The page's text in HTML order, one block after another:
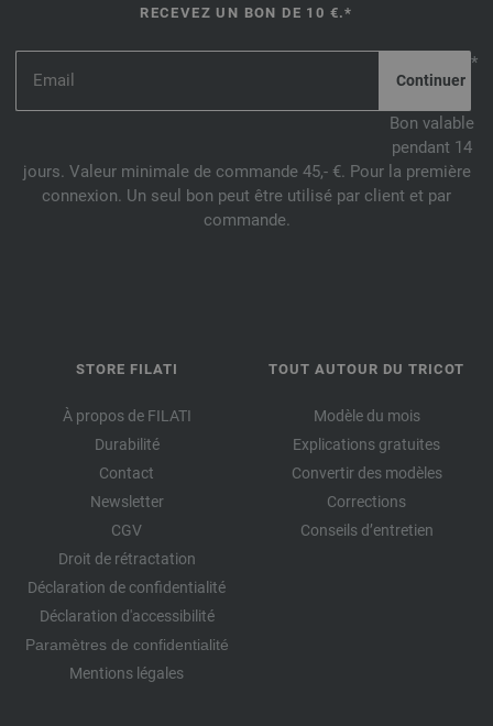
RECEVEZ UN BON DE 10 €.*
*
Bon valable
pendant 14
jours. Valeur minimale de commande 45,- €. Pour la première
connexion. Un seul bon peut être utilisé par client et par
commande.
STORE FILATI
À propos de FILATI
Durabilité
Contact
Newsletter
CGV
Droit de rétractation
Déclaration de confidentialité
Déclaration d'accessibilité
Paramètres de confidentialité
Mentions légales
TOUT AUTOUR DU TRICOT
Modèle du mois
Explications gratuites
Convertir des modèles
Corrections
Conseils d’entretien